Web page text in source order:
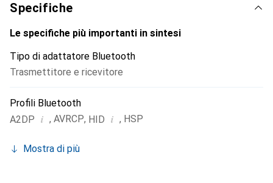
Specifiche
Le specifiche più importanti in sintesi
Tipo di adattatore Bluetooth
Trasmettitore e ricevitore
Profili Bluetooth
A2DP i , AVRCP, HID i , HSP
Mostra di più